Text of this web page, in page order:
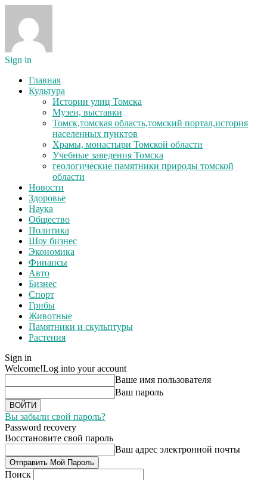
Sign in
Главная
Культура
Истории улиц Томска
Музеи, выставки
Томск,томская область,томский портал,история
населенных пунктов
Храмы, монастыри Томской области
Учебные заведения Томска
геологические памятники природы томской
области
Новости
Здоровье
Наука
Общество
Политика
Шоу бизнес
Экономика
Финансы
Авто
Бизнес
Спорт
Грибы
Животные
Памятники и скульптуры
Растения
Sign in
Welcome!Log into your account
Ваше имя пользователя
Ваш пароль
Вы забыли свой пароль?
Password recovery
Восстановите свой пароль
Ваш адрес электронной почты
Поиск